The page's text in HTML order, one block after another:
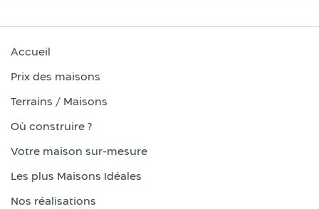
Accueil
Prix des maisons
Terrains / Maisons
Où construire ?
Votre maison sur-mesure
Les plus Maisons Idéales
Nos réalisations